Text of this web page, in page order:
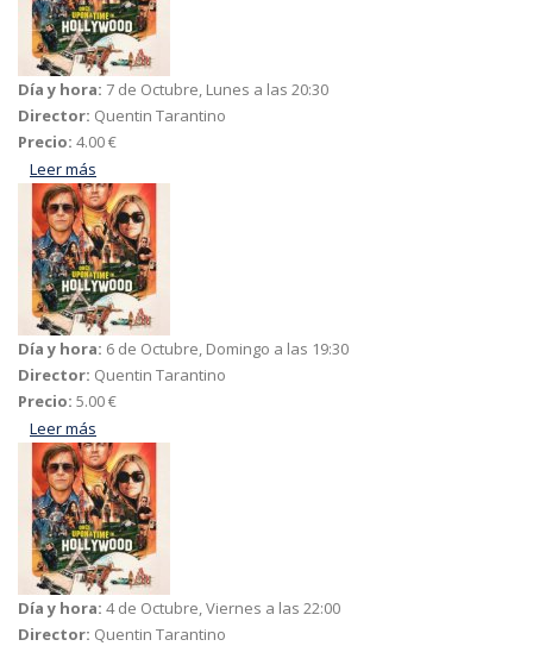
Día y hora: 7 de Octubre, Lunes a las 20:30
Director: Quentin Tarantino
Precio: 4.00 €
Leer más
Día y hora: 6 de Octubre, Domingo a las 19:30
Director: Quentin Tarantino
Precio: 5.00 €
Leer más
Día y hora: 4 de Octubre, Viernes a las 22:00
Director: Quentin Tarantino